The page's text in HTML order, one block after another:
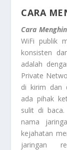
CARA
Cara
WiFi publik
konsisten
adalah
Private
di kirim dan
ada pihak
sulit di baca.
nama
kejahatan
jaringan